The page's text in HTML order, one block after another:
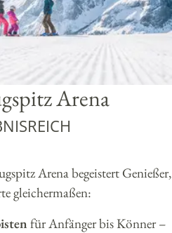
Arena
Arena begeistert Genießer,
gleichermaßen:
für Anfänger bis Könner –